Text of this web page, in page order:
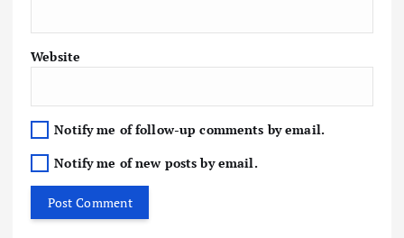
Website
Notify me of follow-up comments by email.
Notify me of new posts by email.